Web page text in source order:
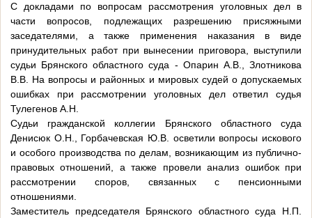
С докладами по вопросам рассмотрения уголовных дел в
части вопросов, подлежащих разрешению присяжными
заседателями, а также применения наказания в виде
принудительных работ при вынесении приговора, выступили
судьи Брянского областного суда - Опарин А.В., Злотникова
В.В. На вопросы и районных и мировых судей о допускаемых
ошибках при рассмотрении уголовных дел ответил судья
Тулегенов А.Н.
Судьи гражданской коллегии Брянского областного суда
Денисюк О.Н., Горбачевская Ю.В. осветили вопросы искового
и особого производства по делам, возникающим из публично-
правовых отношений, а также провели анализ ошибок при
рассмотрении споров, связанных с пенсионными
отношениями.
Заместитель председателя Брянского областного суда Н.П.